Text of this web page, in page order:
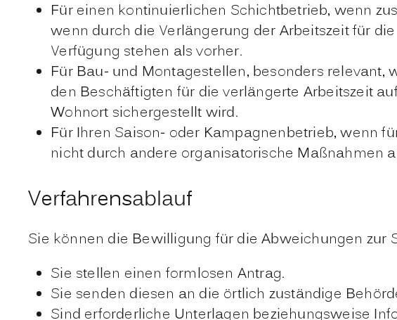
Für einen kontinuierlichen Schichtbetrieb, wenn
wenn durch die Verlängerung der Arbeitszeit für
Verfügung stehen als vorher.
Für Bau- und Montagestellen, besonders
den Beschäftigten für die verlängerte Arbeitszeit
Wohnort sichergestellt wird.
Für Ihren Saison- oder Kampagnenbetrieb, wenn
nicht durch andere organisatorische Maßnahmen
Verfahrensablauf
Sie können die Bewilligung für die Abweichungen zur
Sie stellen einen formlosen Antrag.
Sie senden diesen an die örtlich zuständige
Sind erforderliche Unterlagen beziehungsweise